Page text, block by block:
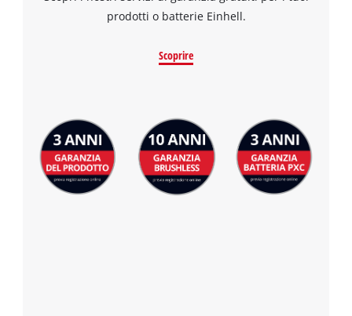
to the list of technologies used.
Management Platform
prodotti o batterie Einhell.
Scoprire